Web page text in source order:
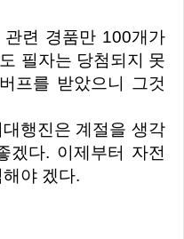
관련 경품만 100개가
필자는 당첨되지 못
프를 받았으니 그것
겠다. 이제부터 자전
야 겠다.